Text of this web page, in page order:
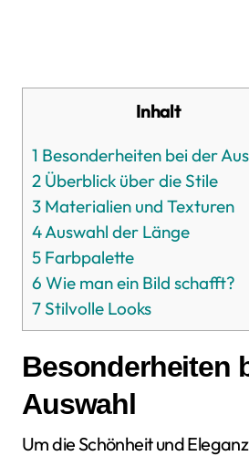
Inhalt
1 Besonderheiten bei der
2 Überblick über die Stile
3 Materialien und Texturen
4Auswahl der Länge
5 Farbpalette
6 Wie man ein Bild schafft?
7 Stilvolle Looks
Besonderheiten
Auswahl
Um die Schönheit und